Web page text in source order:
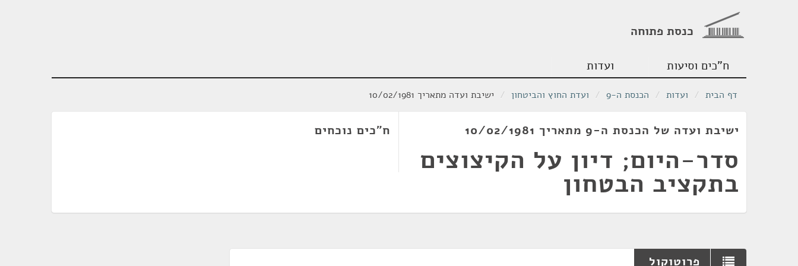
כנסת פתוחה
ח"כים וסיעות ועדות
דף הבית / ועדות / הכנסת ה-9 / ועדת החוץ והביטחון / ישיבת ועדה מתאריך 10/02/1981
ישיבת ועדה של הכנסת ה-9 מתאריך 10/02/1981
סדר-היום; דיון על הקיצוצים
בתקציב הבטחון
ח"כים נוכחים
פרוטוקול